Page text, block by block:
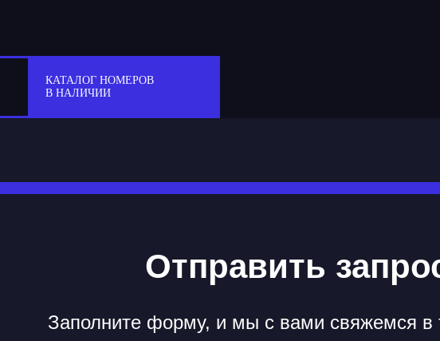
КАТАЛОГ НОМЕРОВ
В НАЛИЧИИ
Отправить
Заполните форму, и мы с вами свяжемся в